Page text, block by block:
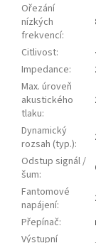
Ořezání
nízkých
frekvencí:
Citlivost:
Impedance:
Max. úroveň
akustického
tlaku:
Dynamický
rozsah (typ.):
Odstup signál /
šum:
Fantomové
napájení:
Přepínač:
Výstupní